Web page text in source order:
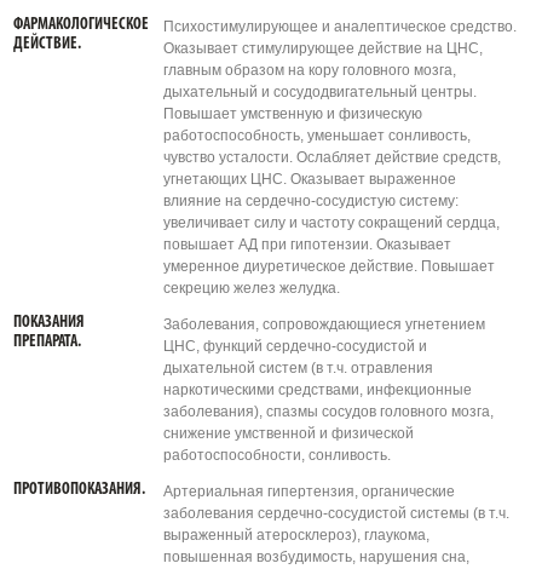
ФАРМАКОЛОГИЧЕСКОЕ
ДЕЙСТВИЕ.
Психостимулирующее и аналептическое средство.
Оказывает стимулирующее действие на ЦНС,
главным образом на кору головного мозга,
дыхательный и сосудодвигательный центры.
Повышает умственную и физическую
работоспособность, уменьшает сонливость,
чувство усталости. Ослабляет действие средств,
угнетающих ЦНС. Оказывает выраженное
влияние на сердечно-сосудистую систему:
увеличивает силу и частоту сокращений сердца,
повышает АД при гипотензии. Оказывает
умеренное диуретическое действие. Повышает
секрецию желез желудка.
ПОКАЗАНИЯ
ПРЕПАРАТА.
Заболевания, сопровождающиеся угнетением
ЦНС, функций сердечно-сосудистой и
дыхательной систем (в т.ч. отравления
наркотическими средствами, инфекционные
заболевания), спазмы сосудов головного мозга,
снижение умственной и физической
работоспособности, сонливость.
ПРОТИВОПОКАЗАНИЯ.
Артериальная гипертензия, органические
заболевания сердечно-сосудистой системы (в т.ч.
выраженный атеросклероз), глаукома,
повышенная возбудимость, нарушения сна,